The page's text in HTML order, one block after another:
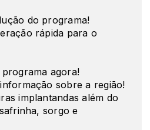
do programa!
rápida para o
agora!
sobre a região!
implantandas além do
sorgo e